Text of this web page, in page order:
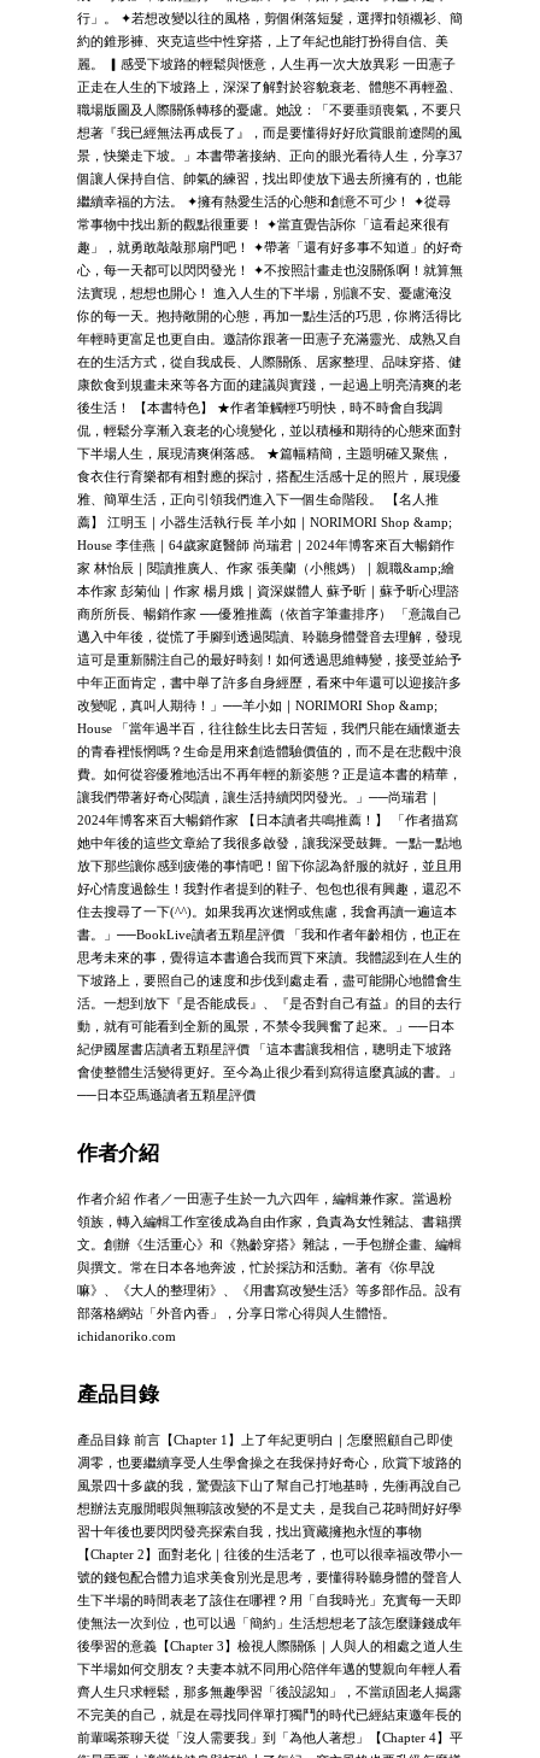
行」。 ✦若想改變以往的風格，剪個俐落短髮，選擇扣領襯衫、簡
約的錐形褲、夾克這些中性穿搭，上了年紀也能打扮得自信、美
麗。 ▎感受下坡路的輕鬆與愜意，人生再一次大放異彩 一田憲子
正走在人生的下坡路上，深深了解對於容貌衰老、體態不再輕盈、
職場版圖及人際關係轉移的憂慮。她說：「不要垂頭喪氣，不要只
想著『我已經無法再成長了』，而是要懂得好好欣賞眼前遼闊的風
景，快樂走下坡。」本書帶著接納、正向的眼光看待人生，分享37
個讓人保持自信、帥氣的練習，找出即使放下過去所擁有的，也能
繼續幸福的方法。 ✦擁有熱愛生活的心態和創意不可少！ ✦從尋
常事物中找出新的觀點很重要！ ✦當直覺告訴你「這看起來很有
趣」，就勇敢敲敲那扇門吧！ ✦帶著「還有好多事不知道」的好奇
心，每一天都可以閃閃發光！ ✦不按照計畫走也沒關係啊！就算無
法實現，想想也開心！ 進入人生的下半場，別讓不安、憂慮淹沒
你的每一天。抱持敞開的心態，再加一點生活的巧思，你將活得比
年輕時更富足也更自由。邀請你跟著一田憲子充滿靈光、成熟又自
在的生活方式，從自我成長、人際關係、居家整理、品味穿搭、健
康飲食到規畫未來等各方面的建議與實踐，一起過上明亮清爽的老
後生活！ 【本書特色】 ★作者筆觸輕巧明快，時不時會自我調
侃，輕鬆分享漸入衰老的心境變化，並以積極和期待的心態來面對
下半場人生，展現清爽俐落感。 ★篇幅精簡，主題明確又聚焦，
食衣住行育樂都有相對應的探討，搭配生活感十足的照片，展現優
雅、簡單生活，正向引領我們進入下一個生命階段。 【名人推
薦】 江明玉｜小器生活執行長 羊小如｜NORIMORI Shop &amp;
House 李佳燕｜64歲家庭醫師 尚瑞君｜2024年博客來百大暢銷作
家 林怡辰｜閱讀推廣人、作家 張美蘭（小熊媽）｜親職&amp;繪
本作家 彭菊仙｜作家 楊月娥｜資深媒體人 蘇予昕｜蘇予昕心理諮
商所所長、暢銷作家 ──優雅推薦（依首字筆畫排序） 「意識自己
邁入中年後，從慌了手腳到透過閱讀、聆聽身體聲音去理解，發現
這可是重新關注自己的最好時刻！如何透過思維轉變，接受並給予
中年正面肯定，書中舉了許多自身經歷，看來中年還可以迎接許多
改變呢，真叫人期待！」──羊小如｜NORIMORI Shop &amp;
House 「當年過半百，往往餘生比去日苦短，我們只能在緬懷逝去
的青春裡悵惘嗎？生命是用來創造體驗價值的，而不是在悲觀中浪
費。如何從容優雅地活出不再年輕的新姿態？正是這本書的精華，
讓我們帶著好奇心閱讀，讓生活持續閃閃發光。」──尚瑞君｜
2024年博客來百大暢銷作家 【日本讀者共鳴推薦！】 「作者描寫
她中年後的這些文章給了我很多啟發，讓我深受鼓舞。一點一點地
放下那些讓你感到疲倦的事情吧！留下你認為舒服的就好，並且用
好心情度過餘生！我對作者提到的鞋子、包包也很有興趣，還忍不
住去搜尋了一下(^^)。如果我再次迷惘或焦慮，我會再讀一遍這本
書。」──BookLive讀者五顆星評價 「我和作者年齡相仿，也正在
思考未來的事，覺得這本書適合我而買下來讀。我體認到在人生的
下坡路上，要照自己的速度和步伐到處走看，盡可能開心地體會生
活。一想到放下『是否能成長』、『是否對自己有益』的目的去行
動，就有可能看到全新的風景，不禁令我興奮了起來。」──日本
紀伊國屋書店讀者五顆星評價 「這本書讓我相信，聰明走下坡路
會使整體生活變得更好。至今為止很少看到寫得這麼真誠的書。」
──日本亞馬遜讀者五顆星評價
作者介紹
作者介紹 作者／一田憲子生於一九六四年，編輯兼作家。當過粉
領族，轉入編輯工作室後成為自由作家，負責為女性雜誌、書籍撰
文。創辦《生活重心》和《熟齡穿搭》雜誌，一手包辦企畫、編輯
與撰文。常在日本各地奔波，忙於採訪和活動。著有《你早說
嘛》、《大人的整理術》、《用書寫改變生活》等多部作品。設有
部落格網站「外音內香」，分享日常心得與人生體悟。
ichidanoriko.com
產品目錄
產品目錄 前言【Chapter 1】上了年紀更明白｜怎麼照顧自己即使
凋零，也要繼續享受人生學會操之在我保持好奇心，欣賞下坡路的
風景四十多歲的我，驚覺該下山了幫自己打地基時，先衝再說自己
想辦法克服閒暇與無聊該改變的不是丈夫，是我自己花時間好好學
習十年後也要閃閃發亮探索自我，找出寶藏擁抱永恆的事物
【Chapter 2】面對老化｜往後的生活老了，也可以很幸福改帶小一
號的錢包配合體力追求美食別光是思考，要懂得聆聽身體的聲音人
生下半場的時間表老了該住在哪裡？用「自我時光」充實每一天即
使無法一次到位，也可以過「簡約」生活想想老了該怎麼賺錢成年
後學習的意義【Chapter 3】檢視人際關係｜人與人的相處之道人生
下半場如何交朋友？夫妻本就不同用心陪伴年邁的雙親向年輕人看
齊人生只求輕鬆，那多無趣學習「後設認知」，不當頑固老人揭露
不完美的自己，就是在尋找同伴單打獨鬥的時代已經結束邀年長的
前輩喝茶聊天從「沒人需要我」到「為他人著想」【Chapter 4】平